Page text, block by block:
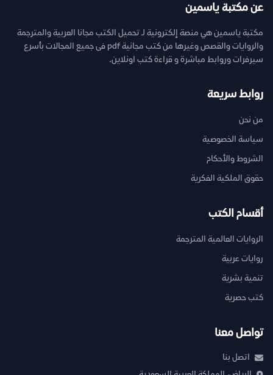
عن مكتبة ياسمين
مكتبة ياسمين هي منصة إلكترونية لـ تحميل الكتب مجانا العربية والمترجمة
والروايات والقصص وغيرها من كتب مجانية pdf فى جميع المجالات بأسرع
سيرفرات وروابط مباشرة و قراءة كتب اونلاين.
روابط سريعة
من نحن
سياسة الخصوصية
الشروط والأحكام
حقوق الملكية الفكرية
أقسام الكتب
الروايات العالمية المترجمة
روايات عربية
تنمية بشرية
كتب حصرية
تواصل معنا
اتصل بنا